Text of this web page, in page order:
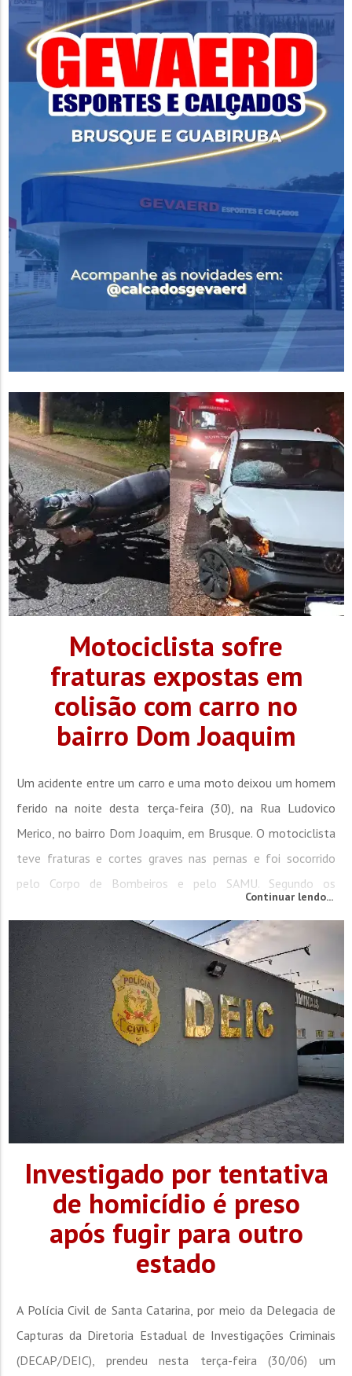
Motociclista sofre
fraturas expostas em
colisão com carro no
bairro Dom Joaquim
Um acidente entre um carro e uma moto deixou um homem
ferido na noite desta terça-feira (30), na Rua Ludovico
Merico, no bairro Dom Joaquim, em Brusque. O motociclista
teve fraturas e cortes graves nas pernas e foi socorrido
pelo Corpo de Bombeiros e pelo SAMU. Segundo os
atender o acidente. Ao chegar no local, a
guarnição encontrou o motociclista, de 32 anos, caído no
chão, deitado...
Continuar lendo...
Investigado por tentativa
de homicídio é preso
após fugir para outro
estado
A Polícia Civil de Santa Catarina, por meio da Delegacia de
Capturas da Diretoria Estadual de Investigações Criminais
(DECAP/DEIC), prendeu nesta terça-feira (30/06) um